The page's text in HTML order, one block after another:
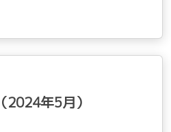
年5月）